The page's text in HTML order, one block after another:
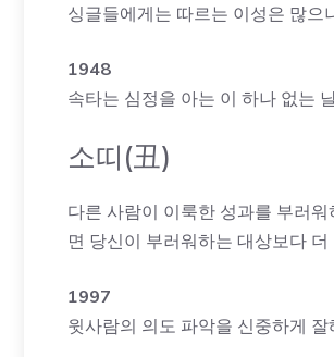
싱글들에게는 따르는 이성은 많으
1948
속타는 심정을 아는 이 하나 없는
소띠(丑)
다른 사람이 이룩한 성과를 부러
면 당신이 부러워하는 대상보다
1997
윗사람의 의도 파악을 신중하게